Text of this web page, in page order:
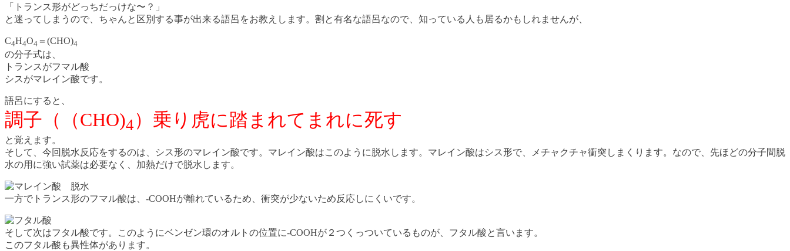
「トランス形がどっちだっけな〜？」
と迷ってしまうので、ちゃんと区別する事が出来る語呂をお教えします。割と有名な語呂なので、知っている人も居るかもしれませんが、
C4H4O4 ＝(CHO)4
の分子式は、
トランスがフマル酸
シスがマレイン酸です。
語呂にすると、
調子（（CHO)4 ）乗り虎に踏まれてまれに死す
と覚えます。
そして、今回脱水反応をするのは、シス形のマレイン酸です。マレイン酸はこのように脱水します。マレイン酸はシス形で、メチャクチャ衝突しまくります。なので、先ほどの分子間脱
水の用に強い試薬は必要なく、加熱だけで脱水します。
一方でトランス形のフマル酸は、-COOHが離れているため、衝突が少ないため反応しにくいです。
そして次はフタル酸です。このようにベンゼン環のオルトの位置に-COOHが２つくっついているものが、フタル酸と言います。
このフタル酸も異性体があります。